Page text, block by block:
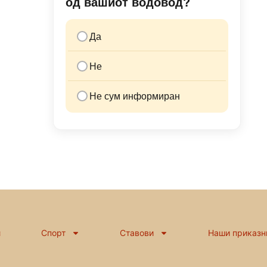
Да
Не
Не сум информиран
Спорт Ставови Наши